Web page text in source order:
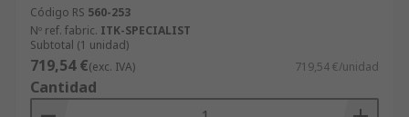
Código RS 560-253
Nº ref. fabric. ITK-SPECIALIST
Subtotal (1 unidad)
719,54 €(exc. IVA) 719,54 €/unidad
Cantidad